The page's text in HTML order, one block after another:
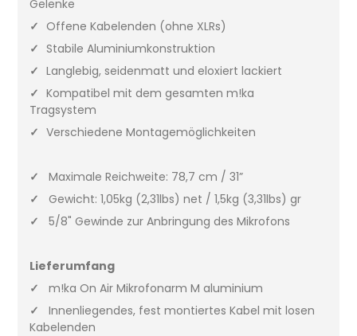
Gelenke
✓ Offene Kabelenden (ohne XLRs)
✓ Stabile Aluminiumkonstruktion
✓ Langlebig, seidenmatt und eloxiert lackiert
✓ Kompatibel mit dem gesamten m!ka
Tragsystem
✓ Verschiedene Montagemöglichkeiten
✓
Maximale Reichweite: 78,7 cm / 31”
✓
Gewicht: 1,05kg (2,31lbs) net / 1,5kg (3,31lbs) gr
✓
5/8" Gewinde zur Anbringung des Mikrofons
Lieferumfang
✓
m!ka On Air Mikrofonarm M aluminium
✓
Innenliegendes, fest montiertes Kabel mit losen
Kabelenden